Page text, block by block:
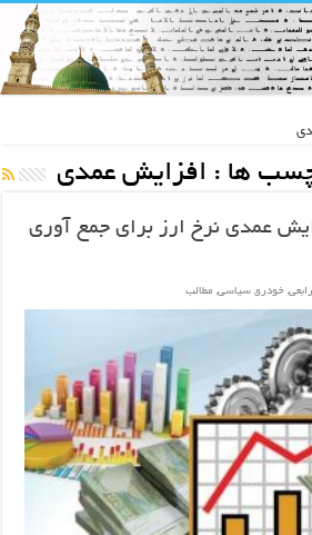
ها : افزایش عمدی
عمدی نرخ ارز برای جمع آوری
, خودرو, سیاسی, مطالب